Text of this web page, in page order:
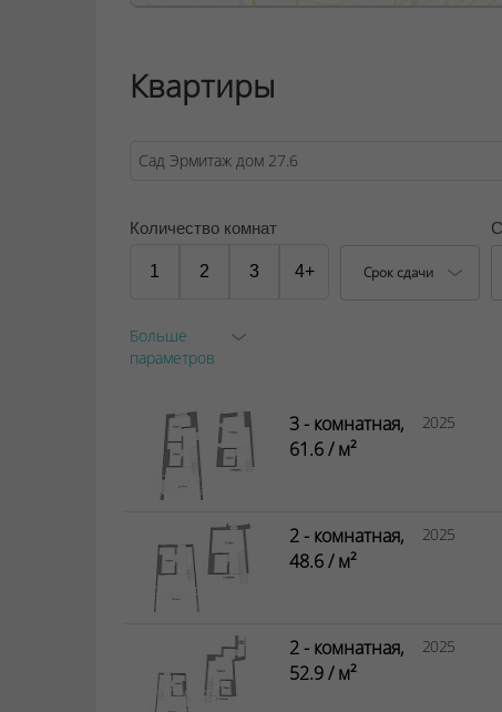
Квартиры
Количество комнат
1 2 3 4+ Срок сдачи
Больше
параметров
3 - комнатная,
61.6 / м²
2025
2 - комнатная,
48.6 / м²
2025
2 - комнатная,
52.9 / м²
2025